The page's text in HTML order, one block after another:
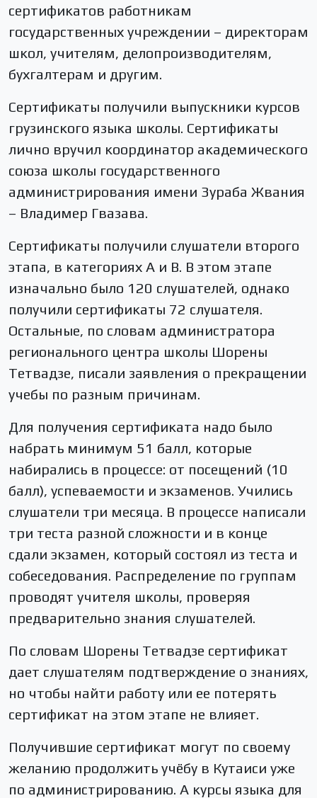
сертификатов работникам
государственных учреждении – директорам
школ, учителям, делопроизводителям,
бухгалтерам и другим.
Сертификаты получили выпускники курсов
грузинского языка школы. Сертификаты
лично вручил координатор академического
союза школы государственного
администрирования имени Зураба Жвания
– Владимер Гвазава.
Сертификаты получили слушатели второго
этапа, в категориях А и В. В этом этапе
изначально было 120 слушателей, однако
получили сертификаты 72 слушателя.
Остальные, по словам администратора
регионального центра школы Шорены
Тетвадзе, писали заявления о прекращении
учебы по разным причинам.
Для получения сертификата надо было
набрать минимум 51 балл, которые
набирались в процессе: от посещений (10
балл), успеваемости и экзаменов. Учились
слушатели три месяца. В процессе написали
три теста разной сложности и в конце
сдали экзамен, который состоял из теста и
собеседования. Распределение по группам
проводят учителя школы, проверяя
предварительно знания слушателей.
По словам Шорены Тетвадзе сертификат
дает слушателям подтверждение о знаниях,
но чтобы найти работу или ее потерять
сертификат на этом этапе не влияет.
Получившие сертификат могут по своему
желанию продолжить учёбу в Кутаиси уже
по администрированию. А курсы языка для